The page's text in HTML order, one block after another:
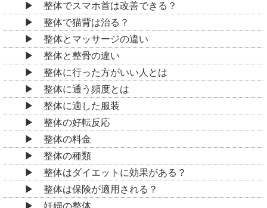
整体でスマホ首は改善できる？
整体で猫背は治る？
整体とマッサージの違い
整体と整骨の違い
整体に行った方がいい人とは
整体に通う頻度とは
整体に適した服装
整体の好転反応
整体の料金
整体の種類
整体はダイエットに効果がある？
整体は保険が適用される？
妊婦の整体